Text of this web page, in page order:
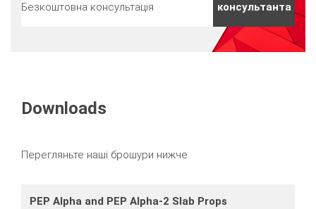
Безкоштовна консультація
консультанта
Downloads
Перегляньте наші брошури нижче
PEP Alpha and PEP Alpha‐2 Slab Props